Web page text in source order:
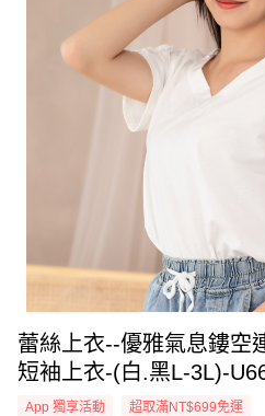
蕾絲上衣--優雅氣息鏤空
短袖上衣-(白.黑L-3L)-
App 獨享活動 超取滿NT$699免運